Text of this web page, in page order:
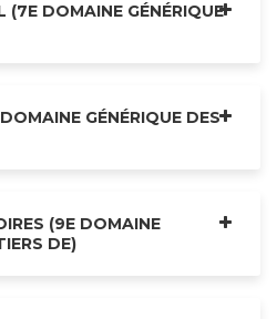
(7E DOMAINE GÉNÉRIQUE
GÉNÉRIQUE DES
(9E DOMAINE
DE)